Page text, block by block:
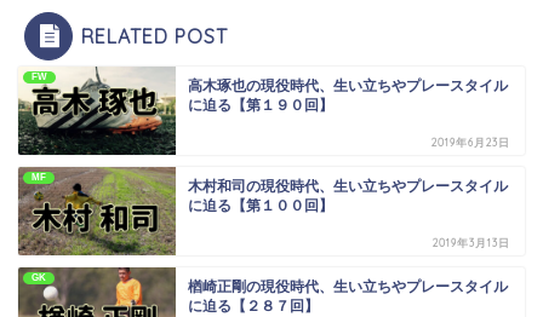
RELATED POST
FW
高木琢也の現役時代、生い立ちやプレースタイル
に迫る【第１９０回】
2019年6月23日
MF
木村和司の現役時代、生い立ちやプレースタイル
に迫る【第１００回】
2019年3月13日
GK
楢崎正剛の現役時代、生い立ちやプレースタイル
に迫る【２８７回】